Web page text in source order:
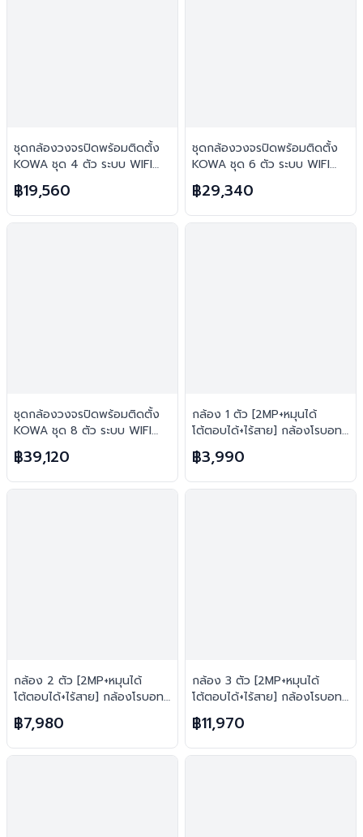
ชุดกล้องวงจรปิดพร้อมติดตั้ง
KOWA ชุด 4 ตัว ระบบ WIFI
2ล้านพิกเซล ภาพสี 24 ชม.
บันทึกภาพพร้อมเสียง
฿19,560
ชุดกล้องวงจรปิดพร้อมติดตั้ง
KOWA ชุด 6 ตัว ระบบ WIFI
2ล้านพิกเซล ภาพสี 24 ชม.
บันทึกภาพพร้อมเสียง
฿29,340
ชุดกล้องวงจรปิดพร้อมติดตั้ง
KOWA ชุด 8 ตัว ระบบ WIFI
2ล้านพิกเซล ภาพสี 24 ชม.
บันทึกภาพพร้อมเสียง
฿39,120
กล้อง 1 ตัว [2MP+หมุนได้
โต้ตอบได้+ไร้สาย] กล้องโรบอท
ยอดฮิต ไร้สาย H.265 FREE เม
มทุกตัว
฿3,990
กล้อง 2 ตัว [2MP+หมุนได้
โต้ตอบได้+ไร้สาย] กล้องโรบอท
ยอดฮิต ไร้สาย H.265 FREE เม
มทุกตัว
฿7,980
กล้อง 3 ตัว [2MP+หมุนได้
โต้ตอบได้+ไร้สาย] กล้องโรบอท
ยอดฮิต ไร้สาย H.265 FREE เม
มทุกตัว
฿11,970